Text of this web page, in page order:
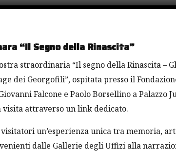
concorso
“Il Segno della Rinascita”
straordinaria “Il segno della Rinascita –
dei Georgofili”, ospitata presso il
Falcone e Paolo Borsellino a Palazzo
attraverso un link dedicato.
un’esperienza unica tra memoria,
dalle Gallerie degli Uffizi alla